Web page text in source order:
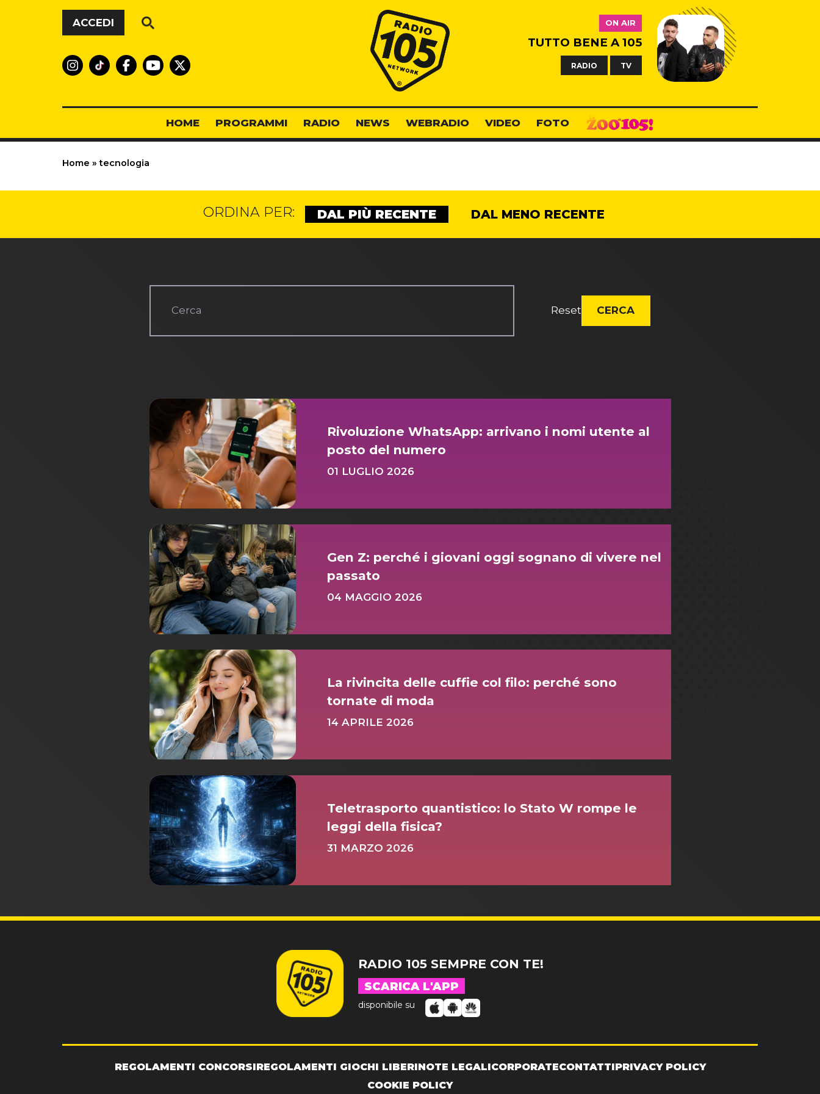
Vai al contenuto
ACCEDI
Radio 105
ON AIR
TUTTO BENE A 105
RADIO TV
HOME PROGRAMMI RADIO NEWS WEBRADIO VIDEO FOTO
Home » tecnologia
ORDINA PER: DAL PIÙ RECENTE DAL MENO RECENTE
Reset CERCA
Rivoluzione WhatsApp: arrivano i nomi utente al
posto del numero
01 LUGLIO 2026
Gen Z: perché i giovani oggi sognano di vivere nel
passato
04 MAGGIO 2026
La rivincita delle cuffie col filo: perché sono
tornate di moda
14 APRILE 2026
Teletrasporto quantistico: lo Stato W rompe le
leggi della fisica?
31 MARZO 2026
RADIO 105 SEMPRE CON TE!
SCARICA L'APP
disponibile su
REGOLAMENTI CONCORSIREGOLAMENTI GIOCHI LIBERINOTE LEGALICORPORATECONTATTIPRIVACY POLICY
COOKIE POLICY